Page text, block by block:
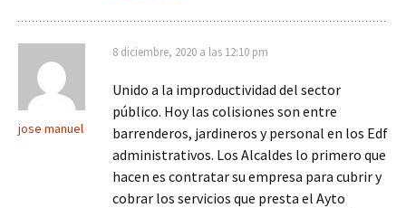
jose manuel
8 diciembre, 2020 a las 12:10 pm
Unido a la improductividad del sector
público. Hoy las colisiones son entre
barrenderos, jardineros y personal en los Edf
administrativos. Los Alcaldes lo primero que
hacen es contratar su empresa para cubrir y
cobrar los servicios que presta el Ayto